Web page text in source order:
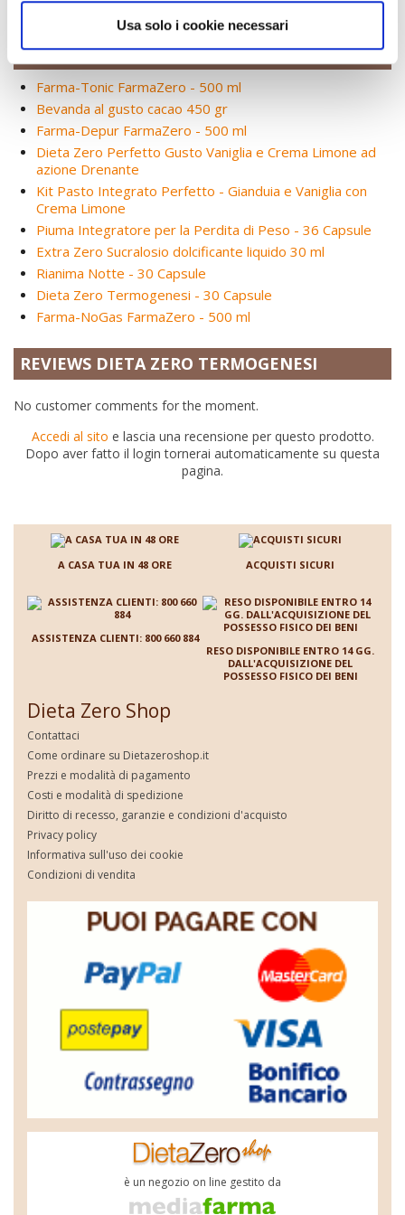
Usa solo i cookie necessari
ALTRI PRODOTTI DELLA STESSA CATEGORIA:
Farma-Tonic FarmaZero - 500 ml
Bevanda al gusto cacao 450 gr
Farma-Depur FarmaZero - 500 ml
Dieta Zero Perfetto Gusto Vaniglia e Crema Limone ad
azione Drenante
Kit Pasto Integrato Perfetto - Gianduia e Vaniglia con
Crema Limone
Piuma Integratore per la Perdita di Peso - 36 Capsule
Extra Zero Sucralosio dolcificante liquido 30 ml
Rianima Notte - 30 Capsule
Dieta Zero Termogenesi - 30 Capsule
Farma-NoGas FarmaZero - 500 ml
REVIEWS DIETA ZERO TERMOGENESI
No customer comments for the moment.
Accedi al sito e lascia una recensione per questo prodotto.
Dopo aver fatto il login tornerai automaticamente su questa
pagina.
A CASA TUA IN 48 ORE ACQUISTI SICURI
ASSISTENZA CLIENTI: 800 660 884
RESO DISPONIBILE ENTRO 14 GG.
DALL'ACQUISIZIONE DEL
POSSESSO FISICO DEI BENI
Dieta Zero Shop
Contattaci
Come ordinare su Dietazeroshop.it
Prezzi e modalità di pagamento
Costi e modalità di spedizione
Diritto di recesso, garanzie e condizioni d'acquisto
Privacy policy
Informativa sull'uso dei cookie
Condizioni di vendita
è un negozio on line gestito da